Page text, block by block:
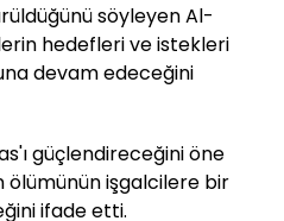
söyleyen Al-
hedefleri ve istekleri
devam edeceğini
güçlendireceğini öne
ölümünün işgalcilere bir
ifade etti.